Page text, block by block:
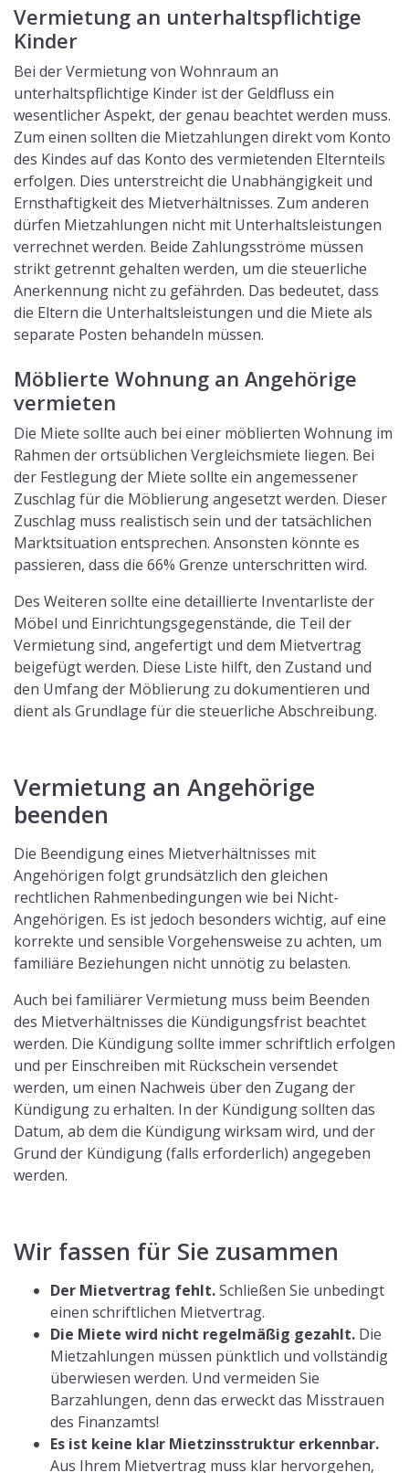
Vermietung an unterhaltspflichtige
Kinder
Bei der Vermietung von Wohnraum an
unterhaltspflichtige Kinder ist der Geldfluss ein
wesentlicher Aspekt, der genau beachtet werden muss.
Zum einen sollten die Mietzahlungen direkt vom Konto
des Kindes auf das Konto des vermietenden Elternteils
erfolgen. Dies unterstreicht die Unabhängigkeit und
Ernsthaftigkeit des Mietverhältnisses. Zum anderen
dürfen Mietzahlungen nicht mit Unterhaltsleistungen
verrechnet werden. Beide Zahlungsströme müssen
strikt getrennt gehalten werden, um die steuerliche
Anerkennung nicht zu gefährden. Das bedeutet, dass
die Eltern die Unterhaltsleistungen und die Miete als
separate Posten behandeln müssen.
Möblierte Wohnung an Angehörige
vermieten
Die Miete sollte auch bei einer möblierten Wohnung im
Rahmen der ortsüblichen Vergleichsmiete liegen. Bei
der Festlegung der Miete sollte ein angemessener
Zuschlag für die Möblierung angesetzt werden. Dieser
Zuschlag muss realistisch sein und der tatsächlichen
Marktsituation entsprechen. Ansonsten könnte es
passieren, dass die 66% Grenze unterschritten wird.
Des Weiteren sollte eine detaillierte Inventarliste der
Möbel und Einrichtungsgegenstände, die Teil der
Vermietung sind, angefertigt und dem Mietvertrag
beigefügt werden. Diese Liste hilft, den Zustand und
den Umfang der Möblierung zu dokumentieren und
dient als Grundlage für die steuerliche Abschreibung.
Vermietung an Angehörige
beenden
Die Beendigung eines Mietverhältnisses mit
Angehörigen folgt grundsätzlich den gleichen
rechtlichen Rahmenbedingungen wie bei Nicht-
Angehörigen. Es ist jedoch besonders wichtig, auf eine
korrekte und sensible Vorgehensweise zu achten, um
familiäre Beziehungen nicht unnötig zu belasten.
Auch bei familiärer Vermietung muss beim Beenden
des Mietverhältnisses die Kündigungsfrist beachtet
werden. Die Kündigung sollte immer schriftlich erfolgen
und per Einschreiben mit Rückschein versendet
werden, um einen Nachweis über den Zugang der
Kündigung zu erhalten. In der Kündigung sollten das
Datum, ab dem die Kündigung wirksam wird, und der
Grund der Kündigung (falls erforderlich) angegeben
werden.
Wir fassen für Sie zusammen
Der Mietvertrag fehlt.Schließen Sie unbedingt
einen schriftlichen Mietvertrag.
Die Miete wird nicht regelmäßig gezahlt. Die
Mietzahlungen müssen pünktlich und vollständig
überwiesen werden. Und vermeiden Sie
Barzahlungen, denn das erweckt das Misstrauen
des Finanzamts!
Es ist keine klar Mietzinsstruktur erkennbar.
Aus Ihrem Mietvertrag muss klar hervorgehen,